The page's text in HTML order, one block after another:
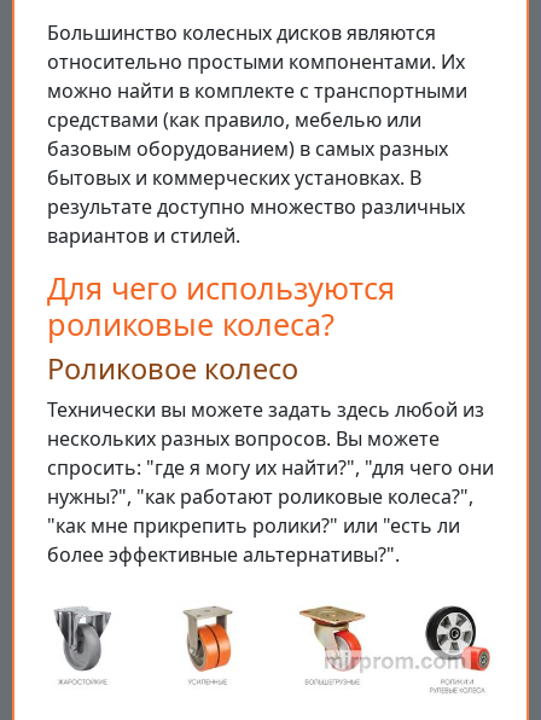
Большинство колесных дисков являются
относительно простыми компонентами. Их
можно найти в комплекте с транспортными
средствами (как правило, мебелью или
базовым оборудованием) в самых разных
бытовых и коммерческих установках. В
результате доступно множество различных
вариантов и стилей.
Для чего используются
роликовые колеса?
Роликовое колесо
Технически вы можете задать здесь любой из
нескольких разных вопросов. Вы можете
спросить: "где я могу их найти?", "для чего они
нужны?", "как работают роликовые колеса?",
"как мне прикрепить ролики?" или "есть ли
более эффективные альтернативы?".